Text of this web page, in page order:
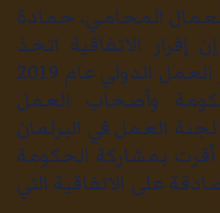
المحامي، حمادة
إقرار الاتفاقية اتخذ
عندما كانت الأردن تترأس مؤتمر العمل الدولي عام 2019
وأصحاب العمل
العمل في البرلمان
أقرت بمشاركة الحكومة
على الاتفاقية التي